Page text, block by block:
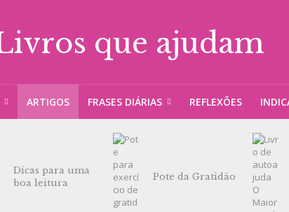
ARTIGOS FRASES DIÁRIAS REFLEXÕES
Dicas para uma
boa leitura
Pote da Gratidão